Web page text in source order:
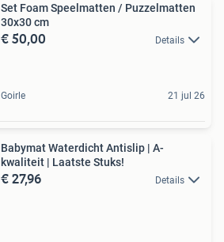
Set Foam Speelmatten / Puzzelmatten
30x30 cm
€ 50,00 Details
Goirle 21 jul 26
Babymat Waterdicht Antislip | A-
kwaliteit | Laatste Stuks!
€ 27,96 Details